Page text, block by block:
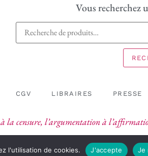
Vous recherchez
CGV LIBRAIRES PRESSE
censure, l’argumentation à
l'utilisation de cookies. J'accepte Je